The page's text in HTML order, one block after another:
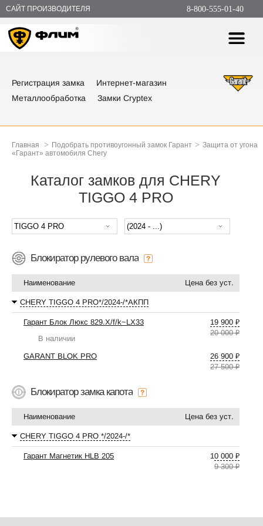
САЙТ ПРОИЗВОДИТЕЛЯ 8-800-555-01-40
Регистрация замка
Интернет-магазин
Металлообработка
Замки Cryptex
Главная > Подобрать противоугонный замок Гарант > Защита от угона
«Гарант» автомобиля Chery
Каталог замков для CHERY
TIGGO 4 PRO
Блокиратор рулевого вала
Наименование Цена без уст.
CHERY TIGGO 4 PRO*/2024-/*АКПП
Гарант Блок Люкс 829.X/f/k~LX33
В наличии
19 900 ₽
20 000 ₽
GARANT BLOK PRO
26 900 ₽
27 500 ₽
Блокиратор замка капота
Наименование Цена без уст.
CHERY TIGGO 4 PRO */2024-/*
Гарант Магнетик HLB 205
10 000 ₽
9 300 ₽